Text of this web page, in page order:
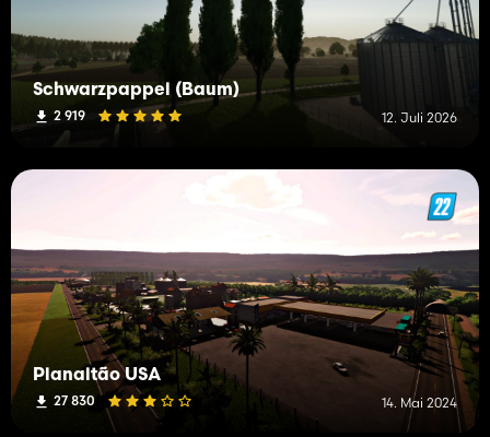
Schwarzpappel (Baum)
2 919 12. Juli 2026
Planaltão USA
27 830 14. Mai 2024